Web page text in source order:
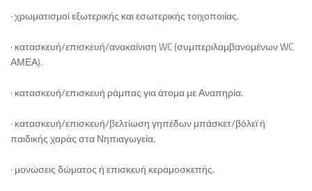
· χρωματισμοί εξωτερικής και εσωτερικής τοιχοποιίας.
· κατασκευή/επισκευή/ανακαίνιση WC (συμπεριλαμβανομένων WC
ΑΜΕΑ).
· κατασκευή/επισκευή ράμπας για άτομα με Αναπηρία.
· κατασκευή/επισκευή/βελτίωση γηπέδων μπάσκετ/βόλεϊ ή
παιδικής χαράς στα Νηπιαγωγεία.
· μονώσεις δώματος ή επισκευή κεραμοσκεπής.